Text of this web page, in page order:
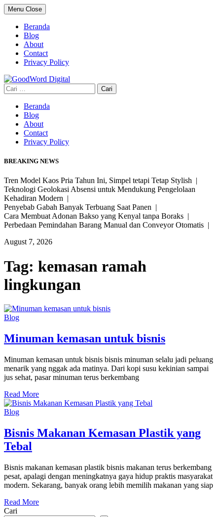
Skip
to
content
Menu Close
Beranda
Blog
About
Contact
Privacy Policy
Cari
untuk:
Beranda
Blog
About
Contact
Privacy Policy
BREAKING NEWS
Tren Model Kaos Pria Tahun Ini, Simpel tetapi Tetap Stylish |
Teknologi Geolokasi Absensi untuk Mendukung Pengelolaan
Kehadiran Modern |
Penyebab Gabah Banyak Terbuang Saat Panen |
Cara Membuat Adonan Bakso yang Kenyal tanpa Boraks |
Perbedaan Pemindahan Barang Manual dan Conveyor Otomatis |
August 7, 2026
Tag: kemasan ramah
lingkungan
Blog
Minuman kemasan untuk bisnis
Minuman kemasan untuk bisnis bisnis minuman selalu jadi peluang
menarik yang nggak ada matinya. Dari kopi susu kekinian sampai
jus sehat, pasar minuman terus berkembang
Read More
Blog
Bisnis Makanan Kemasan Plastik yang
Tebal
Bisnis makanan kemasan plastik bisnis makanan terus berkembang
pesat, apalagi dengan meningkatnya gaya hidup praktis masyarakat
modern. Sekarang, banyak orang lebih memilih makanan yang siap
Read More
Cari